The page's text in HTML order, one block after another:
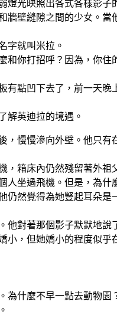
光映照出各式各樣影
壁縫隙之間的少女。當
字就叫米拉。
你打招呼？因為，你住
有點凹下去了，前一天
解英迪拉的境遇。
慢慢滲向外壁。他只有
箱床內仍然殘留著外祖
人坐過飛機。但是，為
然覺得為她豎起耳朵是
對著那個影子默默地說
，但她嬌小的程度似
什麼不早一點去動物